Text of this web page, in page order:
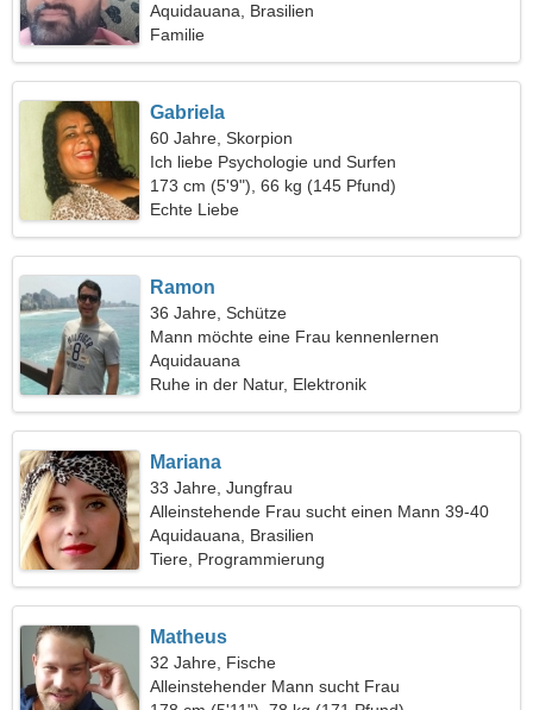
Aquidauana, Brasilien
Familie
Gabriela
60 Jahre, Skorpion
Ich liebe Psychologie und Surfen
173 cm (5'9"), 66 kg (145 Pfund)
Echte Liebe
Ramon
36 Jahre, Schütze
Mann möchte eine Frau kennenlernen
Aquidauana
Ruhe in der Natur, Elektronik
Mariana
33 Jahre, Jungfrau
Alleinstehende Frau sucht einen Mann 39-40
Aquidauana, Brasilien
Tiere, Programmierung
Matheus
32 Jahre, Fische
Alleinstehender Mann sucht Frau